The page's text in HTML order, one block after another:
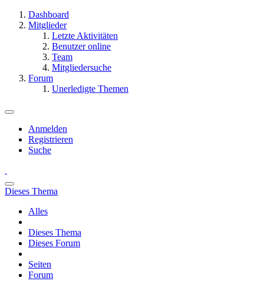
Dashboard
Mitglieder
Letzte Aktivitäten
Benutzer online
Team
Mitgliedersuche
Forum
Unerledigte Themen
Anmelden
Registrieren
Suche
Dieses Thema
Alles
Dieses Thema
Dieses Forum
Seiten
Forum